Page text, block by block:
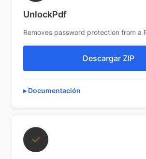
UnlockPdf
Removes password protection from a
Descargar ZIP
Documentación
✓